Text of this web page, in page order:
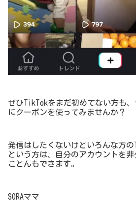
ぜひTikTokをまだ初めてない方も
にクーポンを使ってみませんか？
発信はしたくないけどいろんな方
という方は、自分のアカウントを
ことんもできます。
SORAママ